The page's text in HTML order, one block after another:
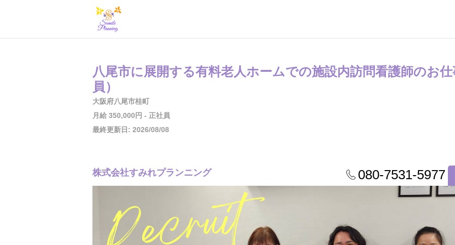
八尾市に展開する有料老人ホームでの施設内訪問看護師のお
員）
大阪府八尾市桂町
月給 350,000円 - 正社員
最終更新日: 2026/08/08
株式会社すみれプランニング 080-7531-5977